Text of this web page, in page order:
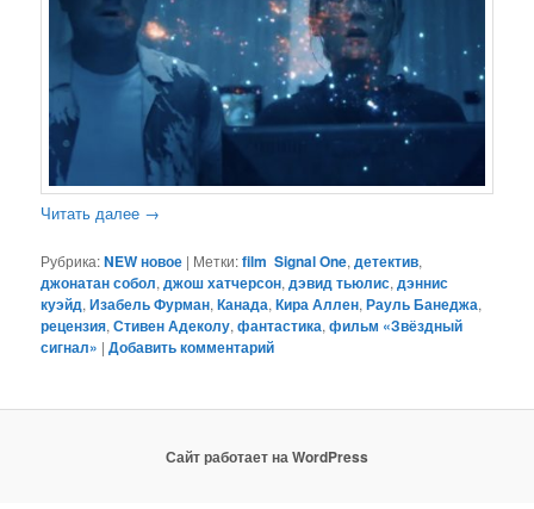
Читать далее →
Рубрика:NEW новое | Метки:film Signal One,детектив,
джонатан собол,джош хатчерсон,дэвид тьюлис,дэннис
куэйд,Изабель Фурман,Канада,Кира Аллен,Рауль Банеджа,
рецензия,Стивен Адеколу,фантастика,фильм «Звёздный
сигнал» |Добавить комментарий
Сайт работает на WordPress